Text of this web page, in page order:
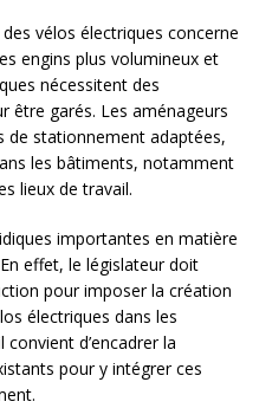
vélos électriques concerne
engins plus volumineux et
nécessitent des
être garés. Les aménageurs
de stationnement adaptées,
les bâtiments, notamment
lieux de travail.
importantes en matière
effet, le législateur doit
pour imposer la création
électriques dans les
d’encadrer la
pour y intégrer ces